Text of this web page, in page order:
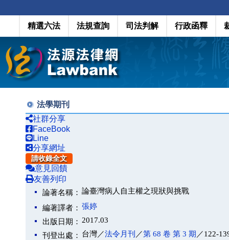
精選六法 法規查詢 司法判解 行政函釋
法學期刊
社群分享
FaceBook
Line
分享網址
請收錄全文
意見回饋
友善列印
論著名稱： 論臺灣病人自主權之現狀與挑戰
編著譯者： 張婷
出版日期： 2017.03
刊登出處： 台灣／法令月刊 ／第 68 卷 第 3 期 ／122-